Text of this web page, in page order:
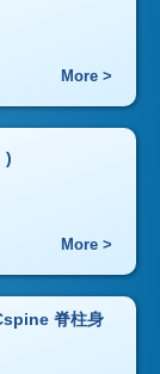
More >
)
More >
脊柱身